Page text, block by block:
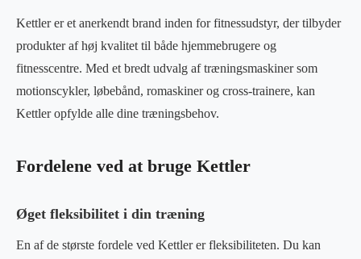
Kettler er et anerkendt brand inden for fitnessudstyr, der tilbyder
produkter af høj kvalitet til både hjemmebrugere og
fitnesscentre. Med et bredt udvalg af træningsmaskiner som
motionscykler, løbebånd, romaskiner og cross-trainere, kan
Kettler opfylde alle dine træningsbehov.
Fordelene ved at bruge Kettler
Øget fleksibilitet i din træning
En af de største fordele ved Kettler er fleksibiliteten. Du kan